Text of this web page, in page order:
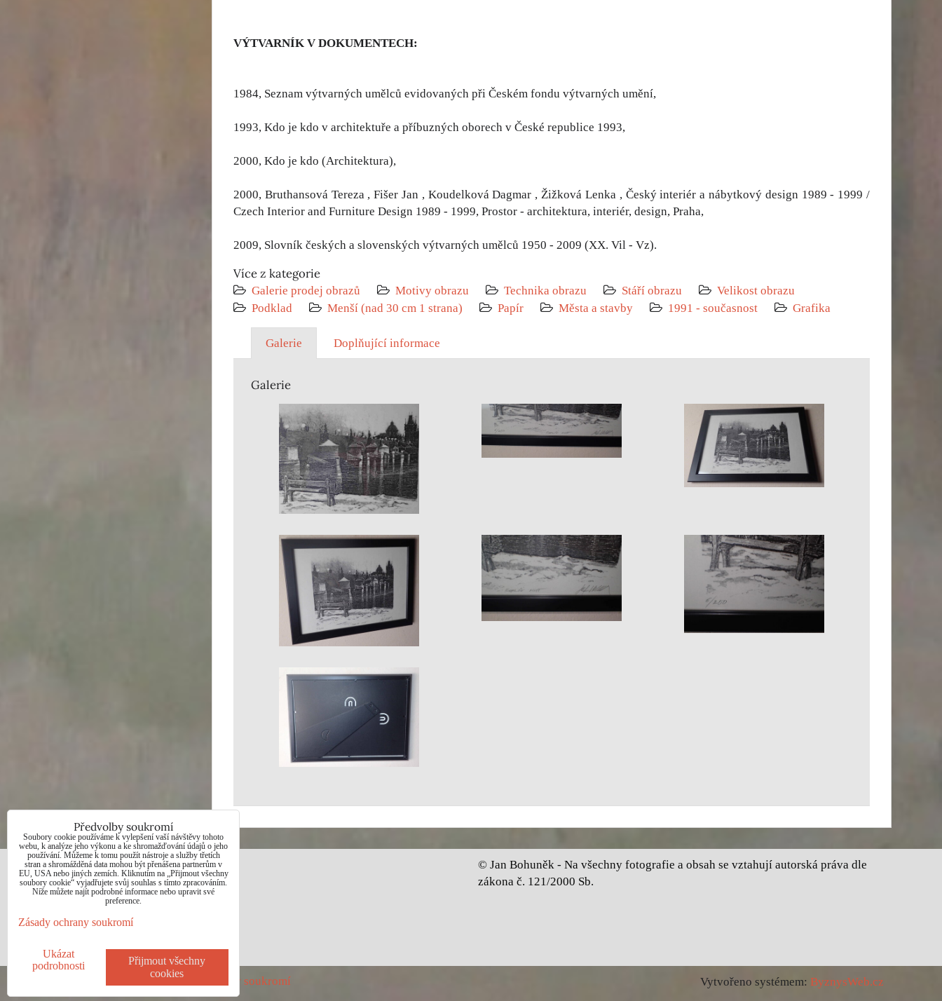
VÝTVARNÍK V DOKUMENTECH:
1984, Seznam výtvarných umělců evidovaných při Českém fondu výtvarných umění,
1993, Kdo je kdo v architektuře a příbuzných oborech v České republice 1993,
2000, Kdo je kdo (Architektura),
2000, Bruthansová Tereza , Fišer Jan , Koudelková Dagmar , Žižková Lenka , Český interiér a nábytkový design 1989 - 1999 /
Czech Interior and Furniture Design 1989 - 1999, Prostor - architektura, interiér, design, Praha,
2009, Slovník českých a slovenských výtvarných umělců 1950 - 2009 (XX. Vil - Vz).
Více z kategorie
Galerie prodej obrazů Motivy obrazu Technika obrazu Stáří obrazu
Velikost obrazu
Podklad
Menší (nad 30 cm 1 strana) Papír Města a stavby 1991 - současnost Grafika
Galerie Doplňující informace
Galerie
JAN BOHUNĚK
Telefon: +420725021832
web: www.prodej-obrazy.eu
© Jan Bohuněk - Na všechny fotografie a obsah se vztahují autorská práva dle
zákona č. 121/2000 Sb.
Zásady ochrany soukromí Vytvořeno systémem: ByznysWeb.cz
Předvolby soukromí
Soubory cookie používáme k vylepšení vaší návštěvy tohoto
webu, k analýze jeho výkonu a ke shromažďování údajů o jeho
používání. Můžeme k tomu použít nástroje a služby třetích
stran a shromážděná data mohou být přenášena partnerům v
EU, USA nebo jiných zemích. Kliknutím na „Přijmout všechny
soubory cookie“ vyjadřujete svůj souhlas s tímto zpracováním.
Níže můžete najít podrobné informace nebo upravit své
preference.
Zásady ochrany soukromí
Ukázat
podrobnosti
Přijmout všechny
cookies